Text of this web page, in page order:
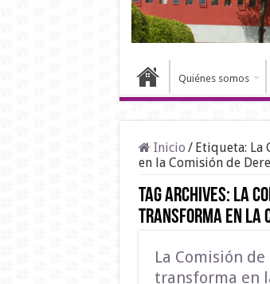
Quiénes somos
Inicio / Etiqueta: La
en la Comisión de
Tag Archives: La
transforma en la
La Comisión
transforma en